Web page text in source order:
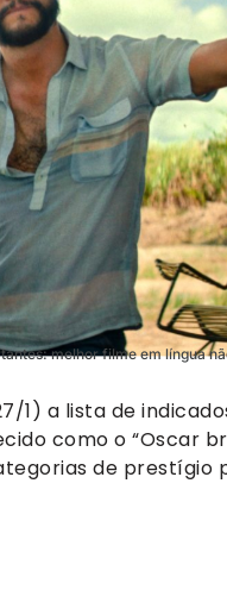
melhor filme em língua
1) a lista de
como o “Oscar
de prestígio